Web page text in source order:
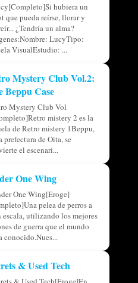
hubiera un
que pueda reírse, llorar y
¿Tendría un alma?
LucyTipo:
VisualEstudio: ...
Mystery Club Vol.2:
Beppu Case
Mystery Club Vol
mistery 2 es la
de Retro mistery 1Beppu,
prefectura de Oita, se
el escenari...
One Wing
One Wing[Eroge]
pelea de perros a
escala, utilizando los mejores
de guerra que el mundo
conocido.Nues...
& Used Tech